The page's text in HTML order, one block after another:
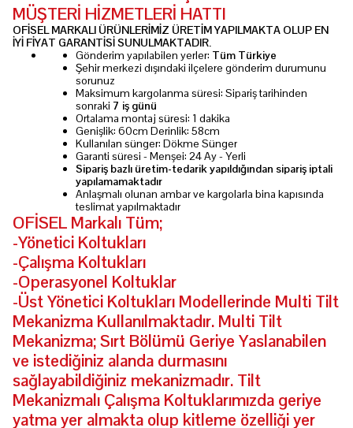
MÜŞTERİ HİZMETLERİ HATTI
OFİSEL MARKALI ÜRÜNLERİMİZ ÜRETİM YAPILMAKTA OLUP EN
İYİ FİYAT GARANTİSİ SUNULMAKTADIR.
Gönderim yapılabilen yerler: Tüm Türkiye
Şehir merkezi dışındaki ilçelere gönderim durumunu
sorunuz
Maksimum kargolanma süresi: Sipariş tarihinden
sonraki 7 iş günü
Ortalama montaj süresi: 1 dakika
Genişlik: 60cm Derinlik: 58cm
Kullanılan sünger: Dökme Sünger
Garanti süresi - Menşei: 24 Ay - Yerli
Sipariş bazlı üretim-tedarik yapıldığından sipariş iptali
yapılamamaktadır
Anlaşmalı olunan ambar ve kargolarla bina kapısında
teslimat yapılmaktadır
OFİSEL Markalı Tüm;
-Yönetici Koltukları
-Çalışma Koltukları
-Operasyonel Koltuklar
-Üst Yönetici Koltukları Modellerinde Multi Tilt
Mekanizma Kullanılmaktadır. Multi Tilt
Mekanizma; Sırt Bölümü Geriye Yaslanabilen
ve istediğiniz alanda durmasını
sağlayabildiğiniz mekanizmadır. Tilt
Mekanizmalı Çalışma Koltuklarımızda geriye
yatma yer almakta olup kitleme özelliği yer